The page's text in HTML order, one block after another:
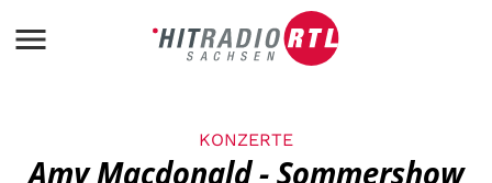
KONZERTE
Amy Macdonald - Sommershow